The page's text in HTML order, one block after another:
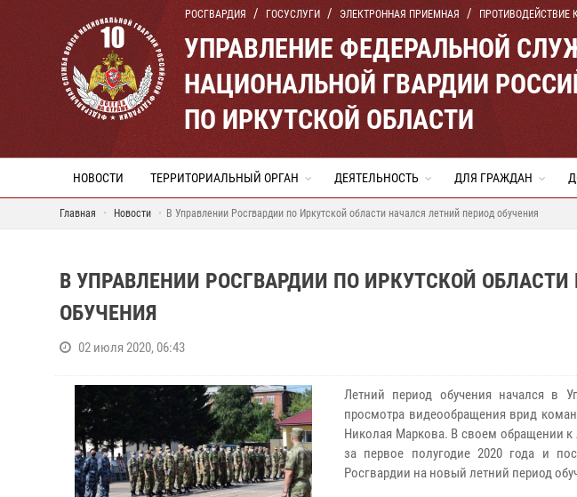
РОСГВАРДИЯ ГОСУСЛУГИ ЭЛЕКТРОННАЯ ПРИЕМНАЯ ПРОТИВОДЕЙСТВИЕ
УПРАВЛЕНИЕ ФЕДЕРАЛЬНОЙ
НАЦИОНАЛЬНОЙ ГВАРДИИ
ПО ИРКУТСКОЙ ОБЛАСТИ
НОВОСТИ ТЕРРИТОРИАЛЬНЫЙ ОРГАН ДЕЯТЕЛЬНОСТЬ ДЛЯ ГРАЖДАН
Главная Новости В Управлении Росгвардии по Иркутской области начался летний период обучения
В УПРАВЛЕНИИ РОСГВАРДИИ ПО ИРКУТСКОЙ
ОБУЧЕНИЯ
02 июля 2020, 06:43
Летний период обучения начался в
просмотра видеообращения врид
Николая Маркова. В своем обращении к
за первое полугодие 2020 года и
Росгвардии на новый летний период